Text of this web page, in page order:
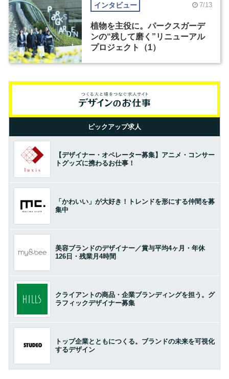
インタビュー 7/13
植物を主役に。パークスガーデ
ンの“残して磨く”リニューアル
プロジェクト（1）
ピックアップ求人
【デザイナー・オペレーター募集】アニメ・コンサー
トグッズに携わるお仕事！
「かわいい」が大好き！トレンドを形にする仲間を募
集中
美容ブランドのデザイナー／賞与平均4ヶ月・年休
126日・残業月4時間
クライアントの商品・企業ブランディングを担う。グ
ラフィックデザイナー募集
トップ企業とともにつくる。ブランドの未来を可視化
するデザイン